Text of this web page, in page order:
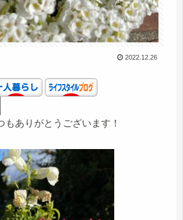
2022.12.26
もありがとうございます！